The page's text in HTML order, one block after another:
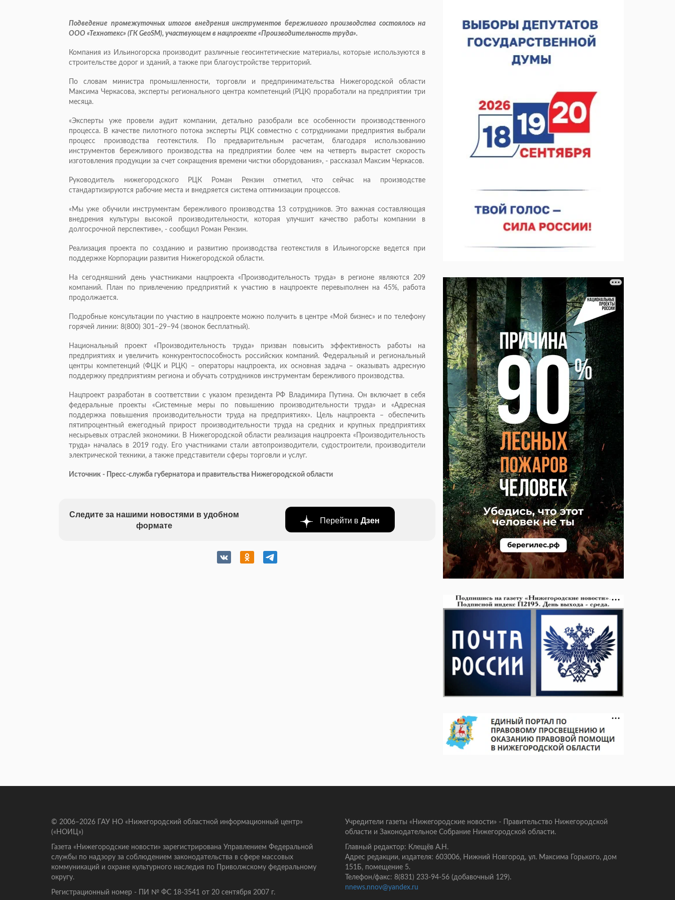
Подведение промежуточных итогов внедрения инструментов бережливого производства состоялось на
ООО «Технотекс» (ГК GeoSM), участвующем в нацпроекте «Производительность труда».
Компания из Ильиногорска производит различные геосинтетические материалы, которые используются в
строительстве дорог и зданий, а также при благоустройстве территорий.
По словам министра промышленности, торговли и предпринимательства Нижегородской области
Максима Черкасова, эксперты регионального центра компетенций (РЦК) проработали на предприятии три
месяца.
«Эксперты уже провели аудит компании, детально разобрали все особенности производственного
процесса. В качестве пилотного потока эксперты РЦК совместно с сотрудниками предприятия выбрали
процесс производства геотекстиля. По предварительным расчетам, благодаря использованию
инструментов бережливого производства на предприятии более чем на четверть вырастет скорость
изготовления продукции за счет сокращения времени чистки оборудования», - рассказал Максим Черкасов.
Руководитель нижегородского РЦК Роман Рензин отметил, что сейчас на производстве
стандартизируются рабочие места и внедряется система оптимизации процессов.
«Мы уже обучили инструментам бережливого производства 13 сотрудников. Это важная составляющая
внедрения культуры высокой производительности, которая улучшит качество работы компании в
долгосрочной перспективе», - сообщил Роман Рензин.
Реализация проекта по созданию и развитию производства геотекстиля в Ильиногорске ведется при
поддержке Корпорации развития Нижегородской области.
На сегодняшний день участниками нацпроекта «Производительность труда» в регионе являются 209
компаний. План по привлечению предприятий к участию в нацпроекте перевыполнен на 45%, работа
продолжается.
Подробные консультации по участию в нацпроекте можно получить в центре «Мой бизнес» и по телефону
горячей линии: 8(800) 301−29−94 (звонок бесплатный).
Национальный проект «Производительность труда» призван повысить эффективность работы на
предприятиях и увеличить конкурентоспособность российских компаний. Федеральный и региональный
центры компетенций (ФЦК и РЦК) – операторы нацпроекта, их основная задача – оказывать адресную
поддержку предприятиям региона и обучать сотрудников инструментам бережливого производства.
Нацпроект разработан в соответствии с указом президента РФ Владимира Путина. Он включает в себя
федеральные проекты «Системные меры по повышению производительности труда» и «Адресная
поддержка повышения производительности труда на предприятиях». Цель нацпроекта – обеспечить
пятипроцентный ежегодный прирост производительности труда на средних и крупных предприятиях
несырьевых отраслей экономики. В Нижегородской области реализация нацпроекта «Производительность
труда» началась в 2019 году. Его участниками стали автопроизводители, судостроители, производители
электрической техники, а также представители сферы торговли и услуг.
Источник - Пресс-служба губернатора и правительства Нижегородской области
Следите за нашими новостями в удобном
формате
Перейти в Дзен
06.08.2026 15:26
Видели ночь, бежали всю ночь... На
Нижневолжской набережной прошел необычный
06.08.2026 15:05
Нижегородские хирурги выполнили трансоральную
операцию на щитовидной железе
06.08.2026 15:03
© 2006–2026 ГАУ НО «Нижегородский областной информационный центр»
(«НОИЦ»)
Газета «Нижегородские новости» зарегистрирована Управлением Федеральной
службы по надзору за соблюдением законодательства в сфере массовых
коммуникаций и охране культурного наследия по Приволжскому федеральному
округу.
Регистрационный номер - ПИ № ФС 18-3541 от 20 сентября 2007 г.
Учредители газеты «Нижегородские новости» - Правительство Нижегородской
области и Законодательное Собрание Нижегородской области.
Главный редактор: Клещёв А.Н.
Адрес редакции, издателя: 603006, Нижний Новгород, ул. Максима Горького, дом
151Б, помещение 5.
Телефон/факс: 8(831) 233-94-56 (добавочный 129).
nnews.nnov@yandex.ru